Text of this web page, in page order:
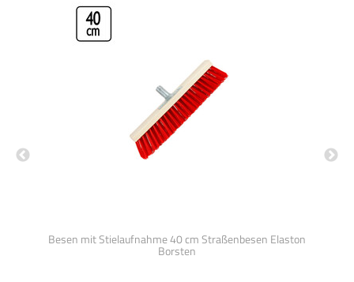
Besen mit Stielaufnahme 40 cm Straßenbesen Elaston
Borsten